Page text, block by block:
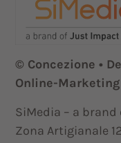
© Concezione •
Online-
SiMedia – a
Zona Artigianale 12